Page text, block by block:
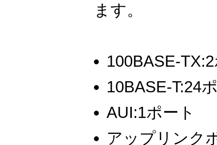
ます。
100BASE-
10BASE-T:24
AUI:1ポート
アップリンク